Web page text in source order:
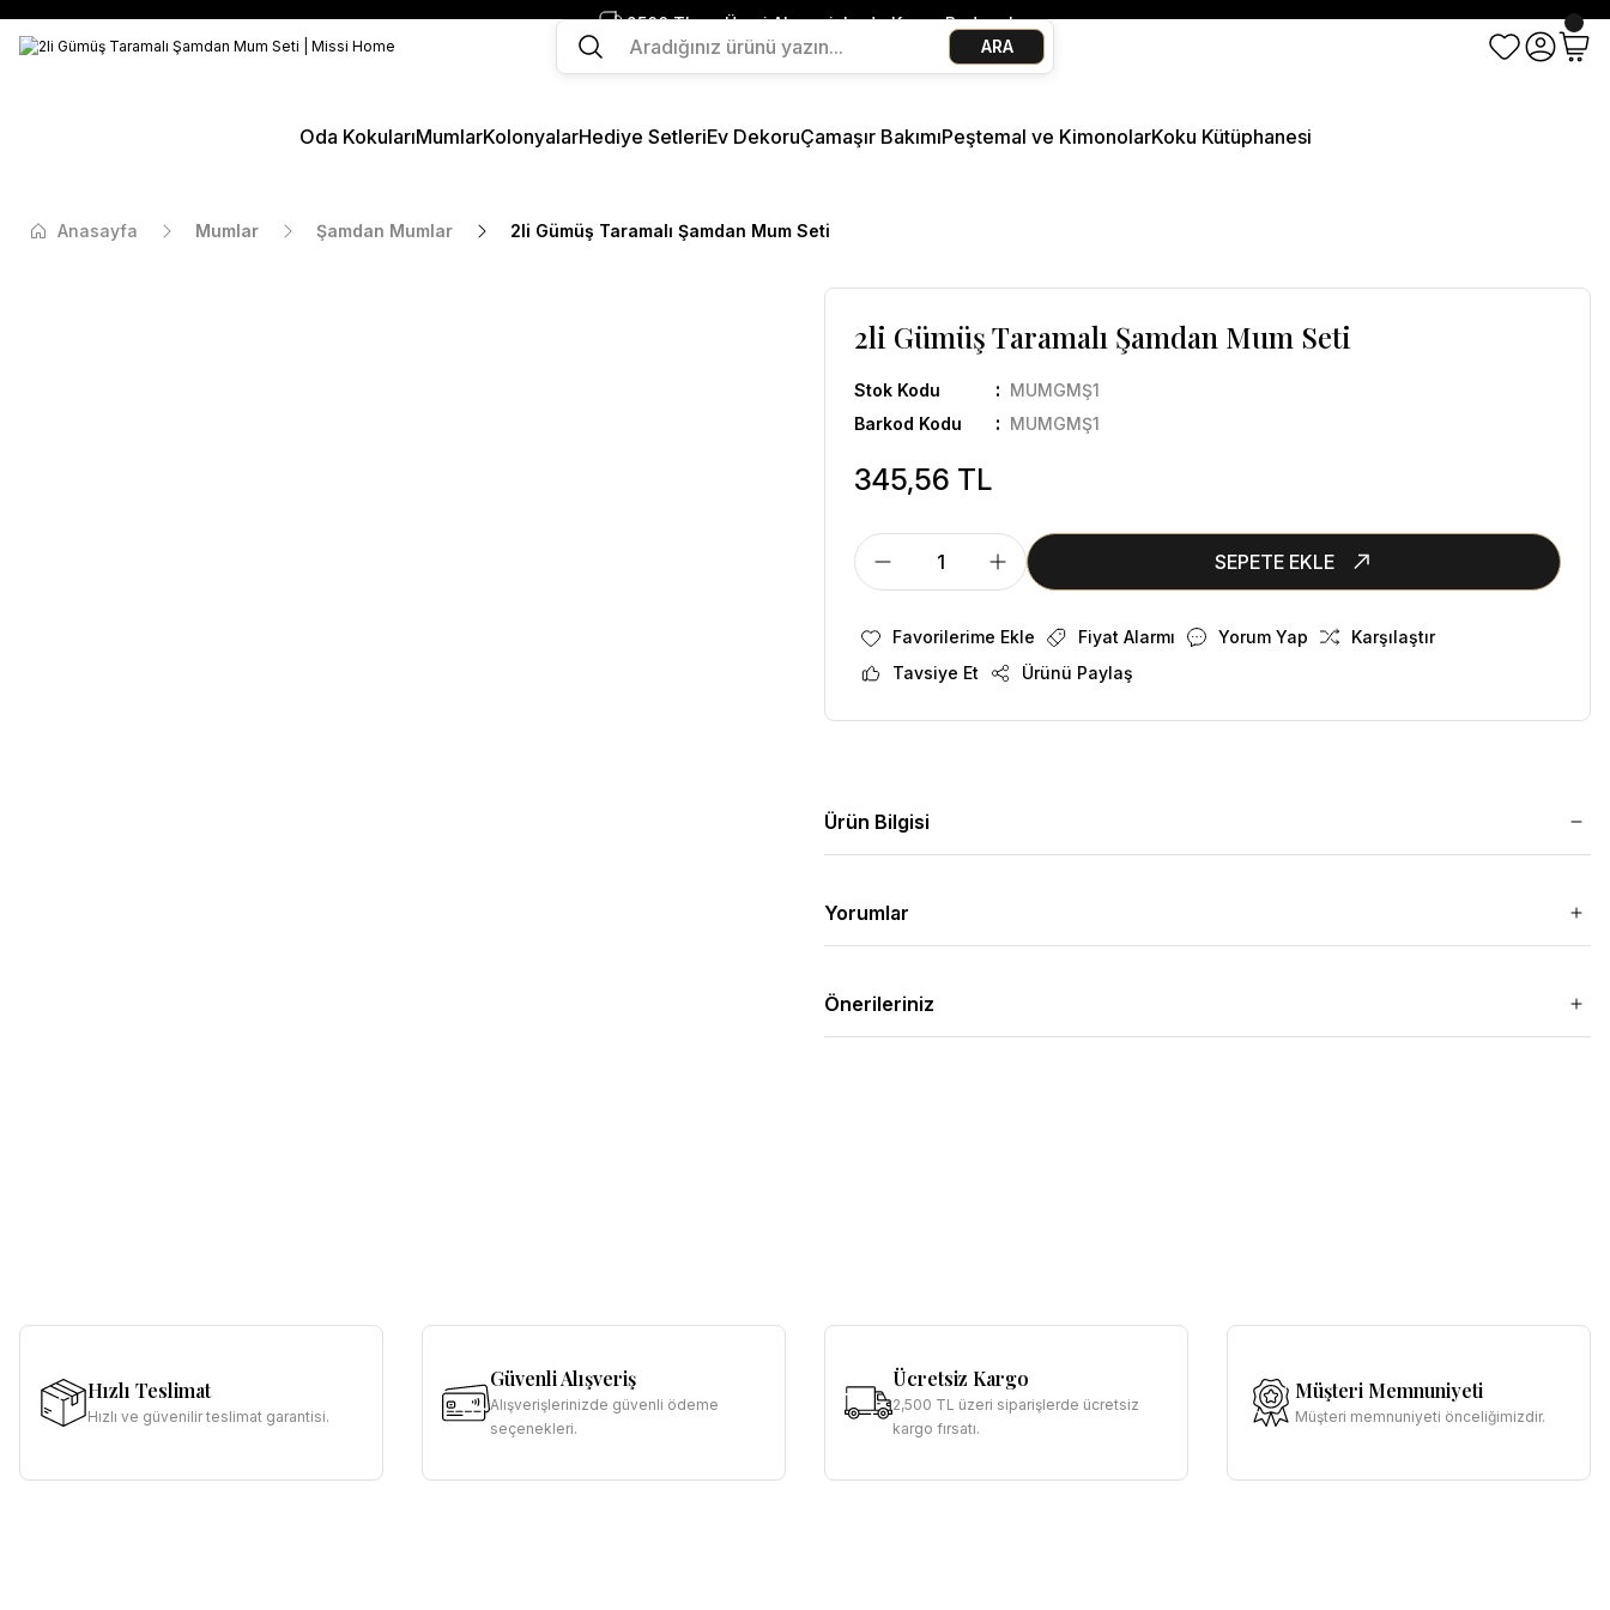
2500 TL ve Üzeri Alışverişlerde Kargo Bedava!
Ege Esintisi 2 Al 1 Öde
Missi Kokularda 3 Al 2 Öde
ARA
Oda KokularıMumlarKolonyalarHediye SetleriEv DekoruÇamaşır BakımıPeştemal ve KimonolarKoku Kütüphanesi
Anasayfa Mumlar Şamdan Mumlar 2li Gümüş Taramalı Şamdan Mum Seti
2li Gümüş Taramalı Şamdan Mum Seti
Stok Kodu
MUMGMŞ1
Barkod Kodu
MUMGMŞ1
345,56 TL
SEPETE EKLE
Fiyat Alarmı Yorum Yap
Karşılaştır
Tavsiye Et
Ürünü Paylaş
Ürün Bilgisi
Yorumlar
Önerileriniz
Hızlı Teslimat
Hızlı ve güvenilir teslimat garantisi.
Güvenli Alışveriş
Alışverişlerinizde güvenli ödeme
seçenekleri.
Ücretsiz Kargo
2,500 TL üzeri siparişlerde ücretsiz
kargo fırsatı.
Müşteri Memnuniyeti
Müşteri memnuniyeti önceliğimizdir.